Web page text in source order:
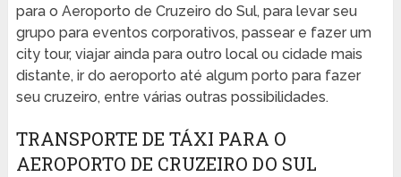
para o Aeroporto de Cruzeiro do Sul, para levar seu
grupo para eventos corporativos, passear e fazer um
city tour, viajar ainda para outro local ou cidade mais
distante, ir do aeroporto até algum porto para fazer
seu cruzeiro, entre várias outras possibilidades.
TRANSPORTE DE TÁXI PARA O
AEROPORTO DE CRUZEIRO DO SUL